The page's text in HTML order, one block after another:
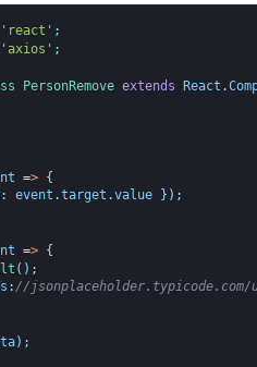
'react' ;
'axios' ;
PersonRemove extends React .
=>
{
: event .target .value } ) ;
=>
{
( ) ;
: //
) ;